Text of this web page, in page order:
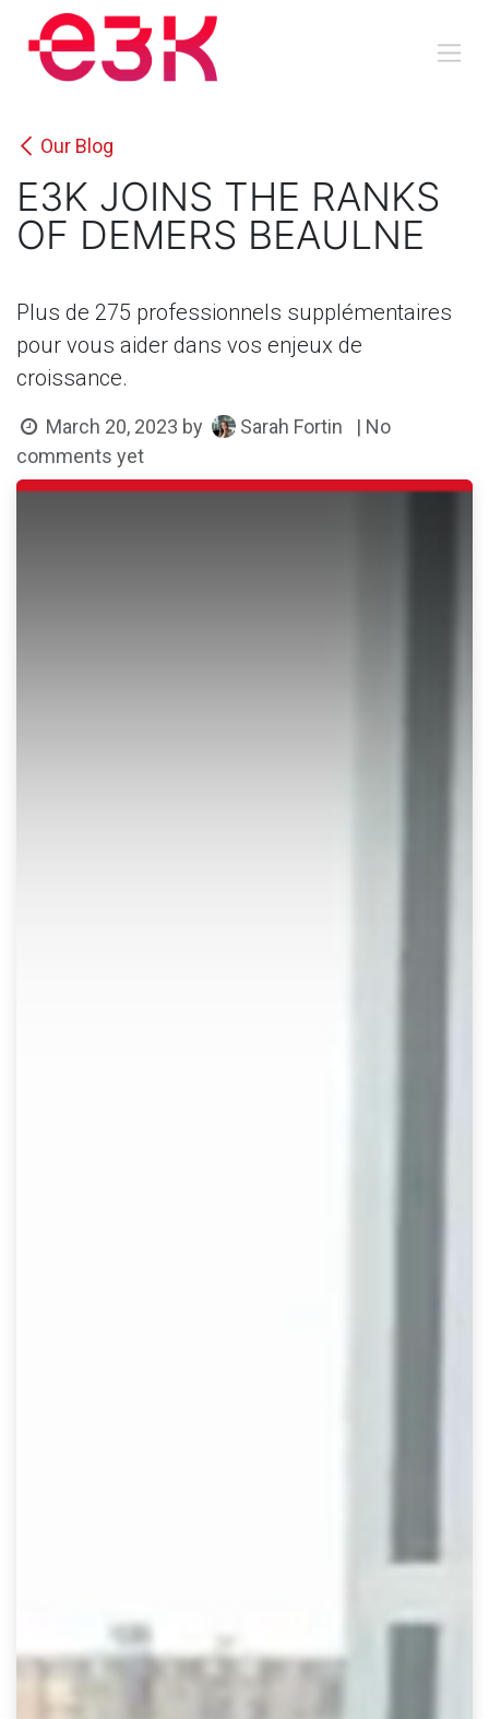
Skip to Content
Our Blog
E3K JOINS THE RANKS
OF DEMERS BEAULNE
Plus de 275 professionnels supplémentaires
pour vous aider dans vos enjeux de
croissance.
March 20, 2023 by Sarah Fortin
| No
comments yet